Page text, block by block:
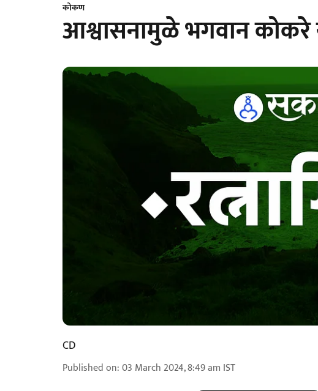
कोकण
आश्वासनामुळे भगवान कोकरे
CD
Published on:03 March 2024, 8:49 am IST